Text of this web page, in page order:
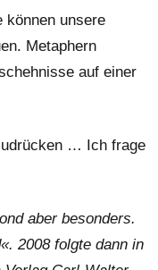
können unsere
Metaphern
auf einer
… Ich frage
aber besonders.
2008 folgte dann in